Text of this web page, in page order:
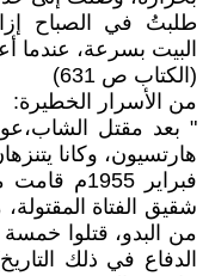
طلبتُ في الصباح
البيت بسرعة، عندما
(الكتاب ص 631)
من الأسرار الخطيرة:
" بعد مقتل
هارتسيون، وكانا
فبراير
شقيق الفتاة
من البدو، قتلوا
الدفاع في ذلك